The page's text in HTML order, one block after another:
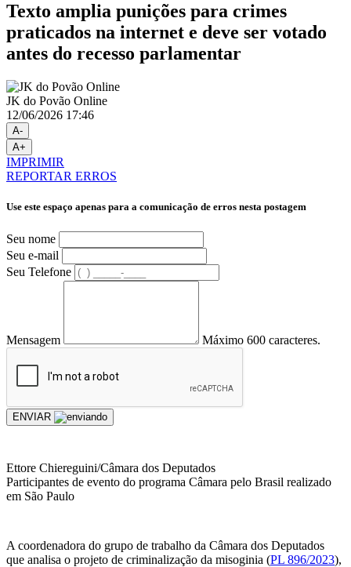
Texto amplia punições para crimes
praticados na internet e deve ser votado
antes do recesso parlamentar
JK do Povão Online
12/06/2026 17:46
A-
A+
IMPRIMIR
REPORTAR ERROS
Use este espaço apenas para a comunicação de erros nesta postagem
Seu nome
Seu e-mail
Seu Telefone
Mensagem Máximo 600 caracteres.
ENVIAR
Ettore Chiereguini/Câmara dos Deputados
Participantes de evento do programa Câmara pelo Brasil realizado
em São Paulo
A coordenadora do grupo de trabalho da Câmara dos Deputados
que analisa o projeto de criminalização da misoginia (PL 896/2023),